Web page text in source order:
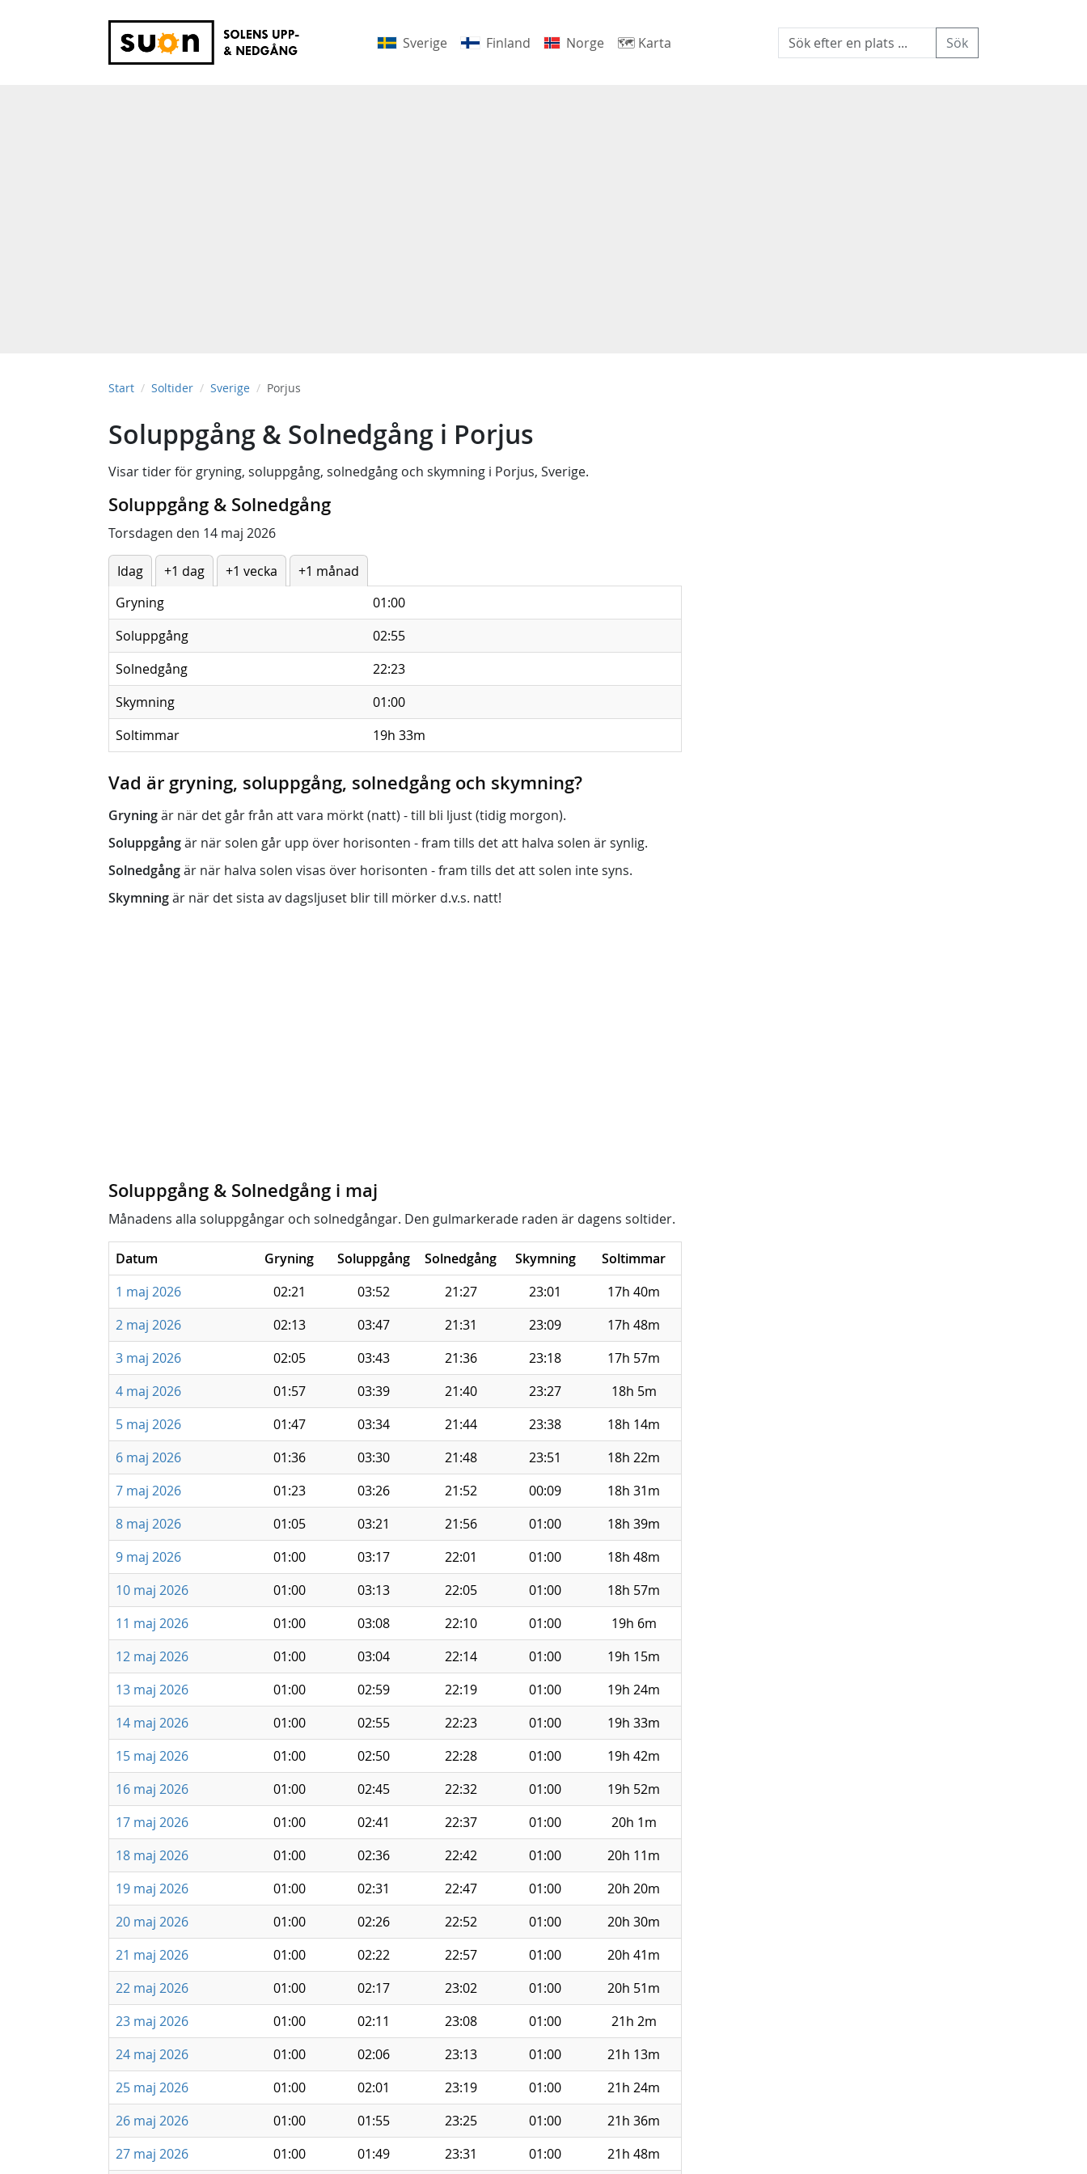
Sverige Finland Norge 🗺 Karta
Start Soltider Sverige Porjus
Soluppgång & Solnedgång i Porjus
Visar tider för gryning, soluppgång, solnedgång och skymning i Porjus, Sverige.
Soluppgång & Solnedgång
Torsdagen den 14 maj 2026
Idag +1 dag +1 vecka
+1 månad
Gryning
01:00
Soluppgång
02:55
Solnedgång
22:23
Skymning
01:00
Soltimmar
19h 33m
Vad är gryning, soluppgång, solnedgång och skymning?
Gryningär när det går från att vara mörkt (natt) - till bli ljust (tidig morgon).
Soluppgångär när solen går upp över horisonten - fram tills det att halva solen är synlig.
Solnedgångär när halva solen visas över horisonten - fram tills det att solen inte syns.
Skymningär när det sista av dagsljuset blir till mörker d.v.s. natt!
Soluppgång & Solnedgång i maj
Månadens alla soluppgångar och solnedgångar. Den gulmarkerade raden är dagens soltider.
Datum Gryning Soluppgång Solnedgång Skymning
Soltimmar
1 maj 2026
02:21 03:52 21:27 23:01
17h 40m
2 maj 2026
02:13 03:47 21:31 23:09
17h 48m
3 maj 2026
02:05 03:43 21:36 23:18
17h 57m
4 maj 2026
01:57 03:39 21:40 23:27
18h 5m
5 maj 2026
01:47 03:34 21:44 23:38
18h 14m
6 maj 2026
01:36 03:30 21:48 23:51
18h 22m
7 maj 2026
01:23 03:26 21:52 00:09
18h 31m
8 maj 2026
01:05 03:21 21:56 01:00
18h 39m
9 maj 2026
01:00 03:17 22:01 01:00
18h 48m
10 maj 2026
01:00 03:13 22:05 01:00
18h 57m
11 maj 2026
01:00 03:08 22:10 01:00
19h 6m
12 maj 2026
01:00 03:04 22:14 01:00
19h 15m
13 maj 2026
01:00 02:59 22:19 01:00
19h 24m
14 maj 2026
01:00 02:55 22:23 01:00
19h 33m
15 maj 2026
01:00 02:50 22:28 01:00
19h 42m
16 maj 2026
01:00 02:45 22:32 01:00
19h 52m
17 maj 2026
01:00 02:41 22:37 01:00
20h 1m
18 maj 2026
01:00 02:36 22:42 01:00
20h 11m
19 maj 2026
01:00 02:31 22:47 01:00
20h 20m
20 maj 2026
01:00 02:26 22:52 01:00
20h 30m
21 maj 2026
01:00 02:22 22:57 01:00
20h 41m
22 maj 2026
01:00 02:17 23:02 01:00
20h 51m
23 maj 2026
01:00 02:11 23:08 01:00
21h 2m
24 maj 2026
01:00 02:06 23:13 01:00
21h 13m
25 maj 2026
01:00 02:01 23:19 01:00
21h 24m
26 maj 2026
01:00 01:55 23:25 01:00
21h 36m
27 maj 2026
01:00 01:49 23:31 01:00 21h 48m